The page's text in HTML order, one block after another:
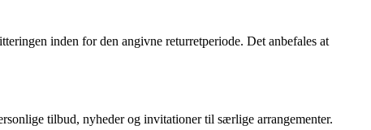
inden for den angivne returretperiode. Det anbefales at
tilbud, nyheder og invitationer til særlige arrangementer.